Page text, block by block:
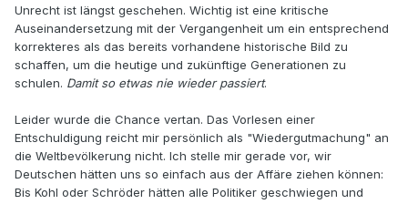
Unrecht ist längst geschehen. Wichtig ist eine kritische
Auseinandersetzung mit der Vergangenheit um ein entsprechend
korrekteres als das bereits vorhandene historische Bild zu
schaffen, um die heutige und zukünftige Generationen zu
schulen. Damit so etwas nie wieder passiert.
Leider wurde die Chance vertan. Das Vorlesen einer
Entschuldigung reicht mir persönlich als "Wiedergutmachung" an
die Weltbevölkerung nicht. Ich stelle mir gerade vor, wir
Deutschen hätten uns so einfach aus der Affäre ziehen können:
Bis Kohl oder Schröder hätten alle Politiker geschwiegen und